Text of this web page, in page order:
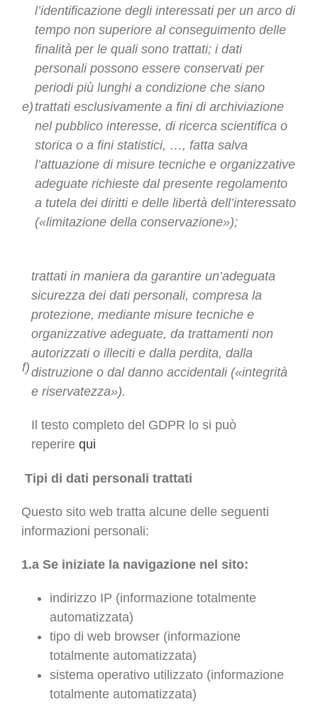
e)
l’identificazione degli interessati per un arco di
tempo non superiore al conseguimento delle
finalità per le quali sono trattati; i dati
personali possono essere conservati per
periodi più lunghi a condizione che siano
trattati esclusivamente a fini di archiviazione
nel pubblico interesse, di ricerca scientifica o
storica o a fini statistici, …, fatta salva
l’attuazione di misure tecniche e organizzative
adeguate richieste dal presente regolamento
a tutela dei diritti e delle libertà dell’interessato
(«limitazione della conservazione»);
f)
trattati in maniera da garantire un’adeguata
sicurezza dei dati personali, compresa la
protezione, mediante misure tecniche e
organizzative adeguate, da trattamenti non
autorizzati o illeciti e dalla perdita, dalla
distruzione o dal danno accidentali («integrità
e riservatezza»).
Il testo completo del GDPR lo si può
reperire qui
Tipi di dati personali trattati
Questo sito web tratta alcune delle seguenti
informazioni personali:
1.a Se iniziate la navigazione nel sito:
indirizzo IP (informazione totalmente
automatizzata)
tipo di web browser (informazione
totalmente automatizzata)
sistema operativo utilizzato (informazione
totalmente automatizzata)